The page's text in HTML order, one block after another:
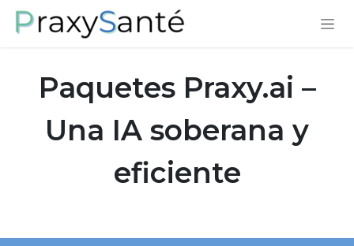
Ir al contenido
Paquetes Praxy.ai –
Una IA soberana y
eficiente